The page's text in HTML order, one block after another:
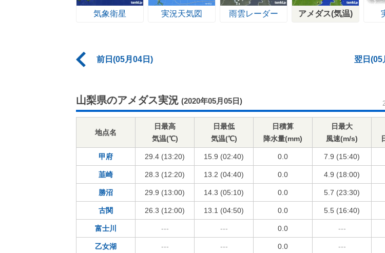
気象衛星 実況天気図 雨雲レーダー アメダス(気温)
前日(05月04日) 翌日(05
山梨県のアメダス実況 (2020年05月05日)
地点名
日最高
気温(℃)
日最低
気温(℃)
日積算
降水量(mm)
日最大
風速(m/s)
甲府 29.4 (13:20) 15.9 (02:40) 0.0 7.9 (15:40)
韮崎 28.3 (12:20) 13.2 (04:40) 0.0 4.9 (18:00)
勝沼 29.9 (13:00) 14.3 (05:10) 0.0 5.7 (23:30)
古関 26.3 (12:00) 13.1 (04:50) 0.0 5.5 (16:40)
富士川 --- --- 0.0 ---
乙女湖 --- --- 0.0 ---